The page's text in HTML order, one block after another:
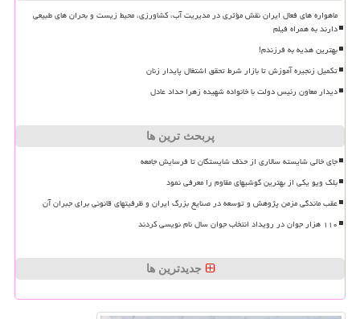
ماهواره های فعال ایران نقش مؤثری در مدیریت آب، کشاورزی، محیط زیست و بحران های طبیعی
دارند به همراه فیلم
بهترین هدیه به فرزندم!
تکمیل زنجیره آموزش تا بازار شرط تحقق اشتغال پایدار زنان
دیدار معاون رئیس دولت با خانواده شهیده زهرا حداد عادل
پربحث ترین ها
جای خالی شایسته سالاری از حذف شایستگان تا فرسایش جامعه
بلک ویو یکی از بهترین گوشیهای مقاوم را معرفی نمود
عقب ماندگی مزمن پژوهش و توسعه در صنایع بزرگ ایران و ظرفیتهای قانونی برای جبران آن
۱۱۰ هزار جوان در رویداد انتخاب جوان سال نام نویسی کردند
جدیدترین ها